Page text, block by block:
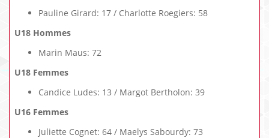
Pauline Girard: 17 / Charlotte Roegiers: 58
U18 Hommes
Marin Maus: 72
U18 Femmes
Candice Ludes: 13 / Margot Bertholon: 39
U16 Femmes
Juliette Cognet: 64 / Maelys Sabourdy: 73